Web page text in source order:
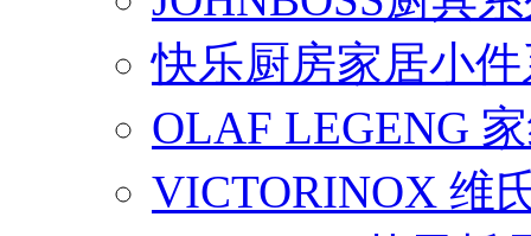
快乐厨房家居小
OLAF LEGENG
VICTORINOX 维